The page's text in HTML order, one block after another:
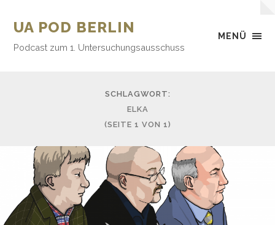
MENÜ
UA POD BERLIN
Podcast zum 1. Untersuchungsausschuss
SCHLAGWORT:
ELKA
(SEITE 1 VON 1)